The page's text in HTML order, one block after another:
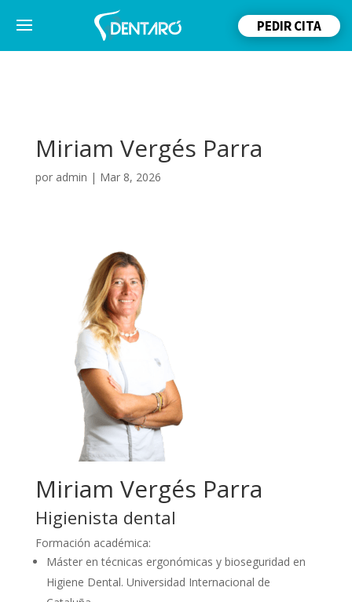
PEDIR CITA
Miriam Vergés Parra
por admin | Mar 8, 2026
Miriam Vergés Parra
Higienista dental
Formación académica:
Máster en técnicas ergonómicas y bioseguridad en
Higiene Dental. Universidad Internacional de